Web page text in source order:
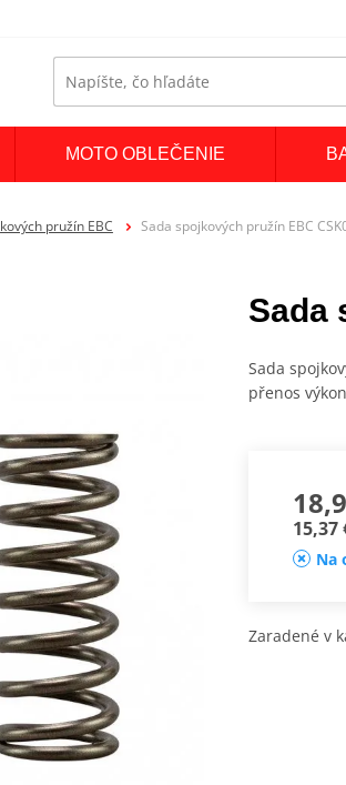
MOTO OBLEČENIE
pružín EBC Sada spojkových pružín EBC
Sada
Sada
přenos
15,37
Na
Zaradené v